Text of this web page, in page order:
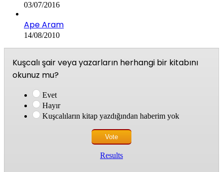
03/07/2016
Ape Aram
14/08/2010
Kuşcalı şair veya yazarların herhangi bir kitabını
okunuz mu?
Evet
Hayır
Kuşcalıların kitap yazdığından haberim yok
Results